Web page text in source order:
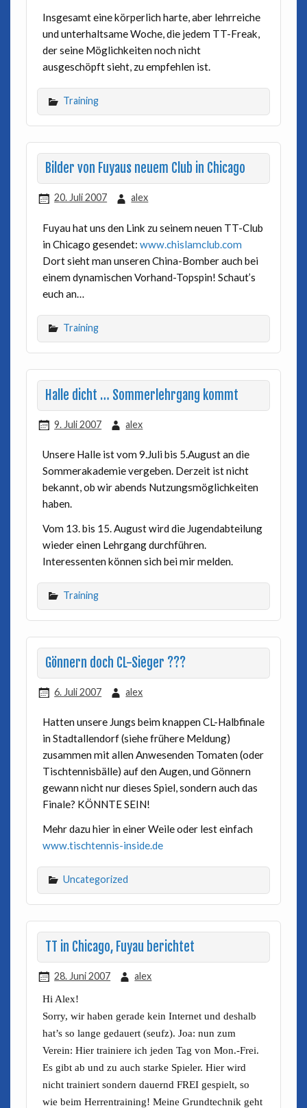
Insgesamt eine körperlich harte, aber lehrreiche
und unterhaltsame Woche, die jedem TT-Freak,
der seine Möglichkeiten noch nicht
ausgeschöpft sieht, zu empfehlen ist.
Training
Bilder von Fuyaus neuem Club in Chicago
20. Juli 2007 alex
Fuyau hat uns den Link zu seinem neuen TT-Club
in Chicago gesendet: www.chislamclub.com
Dort sieht man unseren China-Bomber auch bei
einem dynamischen Vorhand-Topspin! Schaut’s
euch an…
Training
Halle dicht … Sommerlehrgang kommt
9. Juli 2007 alex
Unsere Halle ist vom 9.Juli bis 5.August an die
Sommerakademie vergeben. Derzeit ist nicht
bekannt, ob wir abends Nutzungsmöglichkeiten
haben.
Vom 13. bis 15. August wird die Jugendabteilung
wieder einen Lehrgang durchführen.
Interessenten können sich bei mir melden.
Training
Gönnern doch CL-Sieger ???
6. Juli 2007 alex
Hatten unsere Jungs beim knappen CL-Halbfinale
in Stadtallendorf (siehe frühere Meldung)
zusammen mit allen Anwesenden Tomaten (oder
Tischtennisbälle) auf den Augen, und Gönnern
gewann nicht nur dieses Spiel, sondern auch das
Finale? KÖNNTE SEIN!
Mehr dazu hier in einer Weile oder lest einfach
www.tischtennis-inside.de
Uncategorized
TT in Chicago, Fuyau berichtet
28. Juni 2007
alex
Hi Alex!
Sorry, wir haben gerade kein Internet und deshalb
hat’s so lange gedauert (seufz). Joa: nun zum
Verein: Hier trainiere ich jeden Tag von Mon.-Frei.
Es gibt ab und zu auch starke Spieler. Hier wird
nicht trainiert sondern dauernd FREI gespielt, so
wie beim Herrentraining! Meine Grundtechnik geht